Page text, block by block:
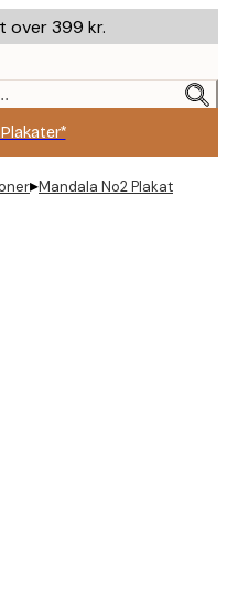
over 399 kr.
▸Mandala No2 Plakat